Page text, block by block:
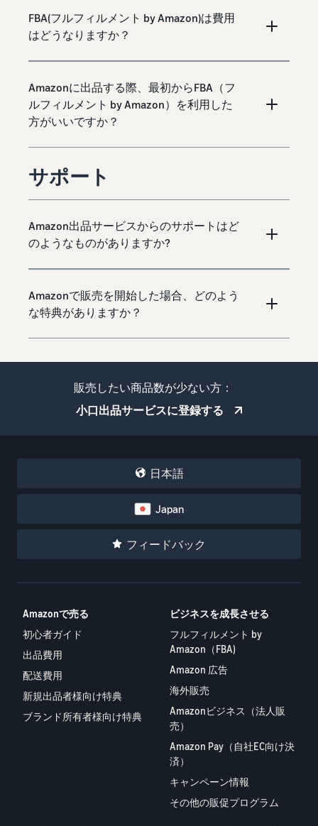
FBA(フルフィルメント by Amazon)は費用
はどうなりますか？
Amazonに出品する際、最初からFBA（フ
ルフィルメント by Amazon）を利用した
方がいいですか？
サポート
Amazon出品サービスからのサポートはど
のようなものがありますか?
Amazonで販売を開始した場合、どのよう
な特典がありますか？
販売したい商品数が少ない方：
小口出品サービスに登録する
日本語
Japan
フィードバック
Amazonで売る
初心者ガイド
出品費用
配送費用
新規出品者様向け特典
ブランド所有者様向け特典
ビジネスを成長させる
フルフィルメント by
Amazon（FBA)
Amazon 広告
海外販売
Amazonビジネス（法人販
売）
Amazon Pay（自社EC向け決
済）
キャンペーン情報
その他の販促プログラム